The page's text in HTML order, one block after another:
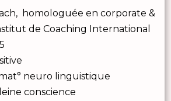
homologuée en corporate &
de Coaching International
neuro linguistique
conscience